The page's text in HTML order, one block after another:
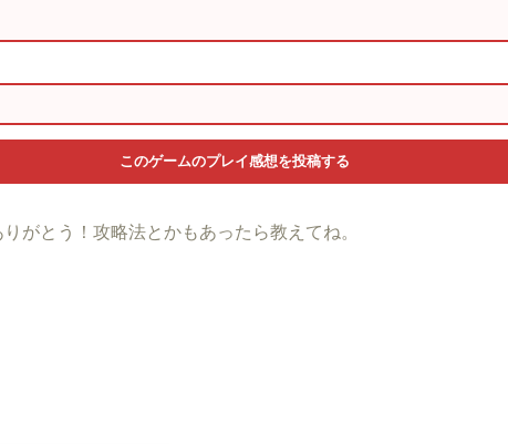
がとう！攻略法とかもあったら教えてね。